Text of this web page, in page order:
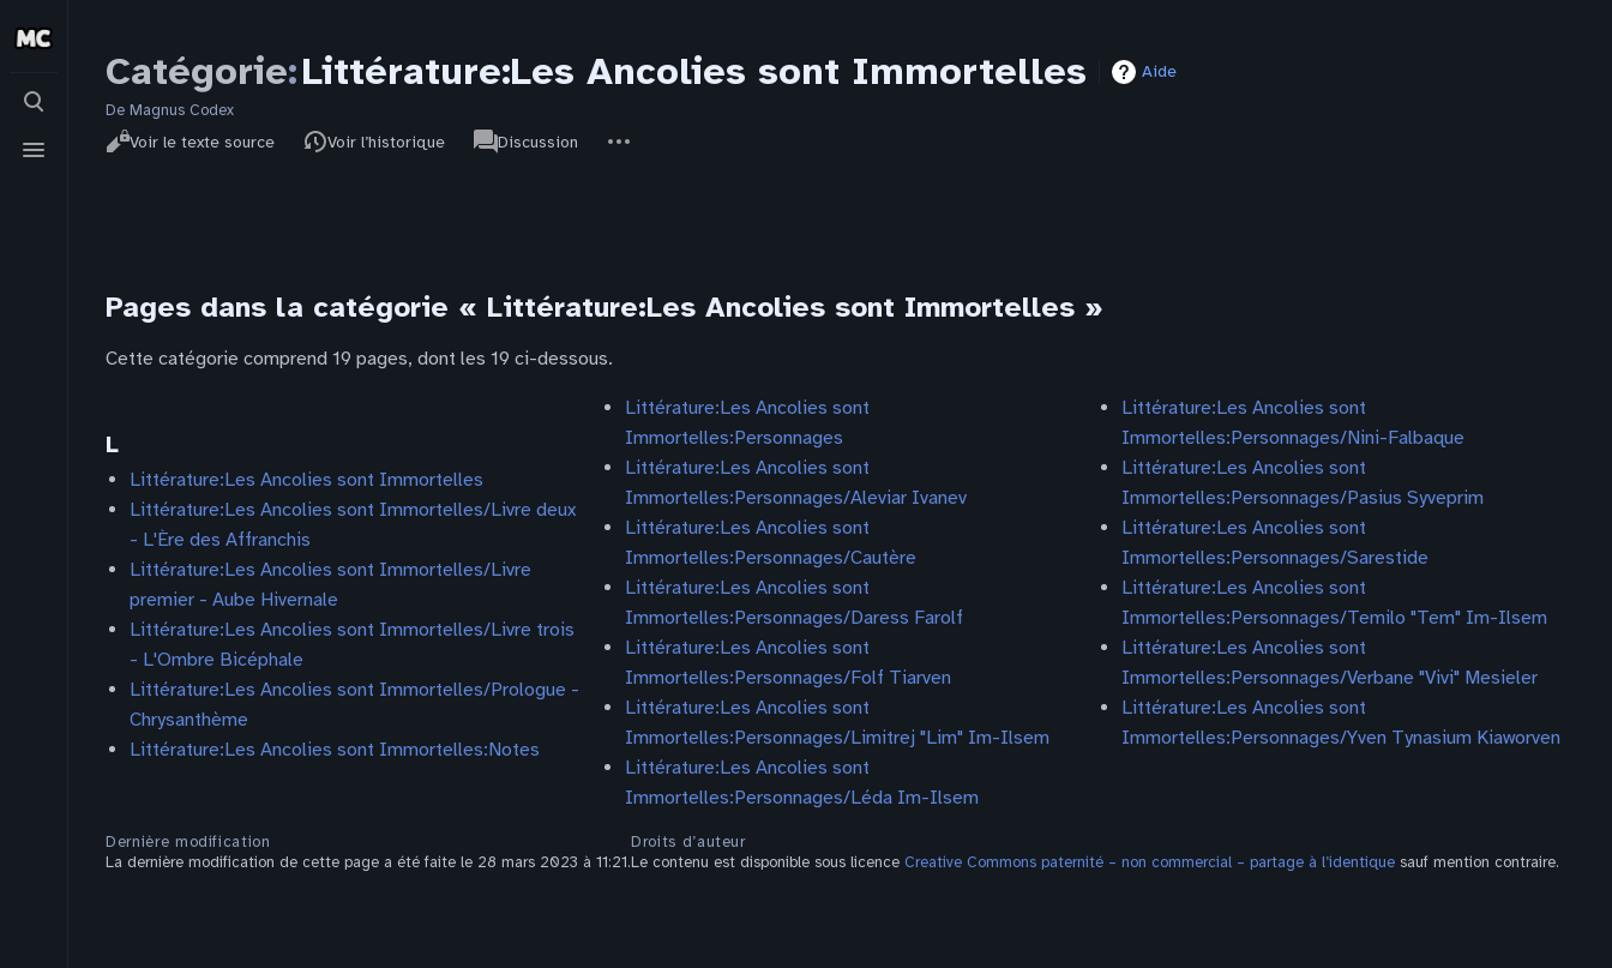
Basculer
recherche
Basculer
le
Catégorie:Littérature:Les Ancolies sont Immortelles Aide
De Magnus Codex
Affichages
LireVoir le texte source Voir l’historique
associated-
pages
Catégorie
Discussion
actions
Pages dans la catégorie « Littérature:Les Ancolies sont Immortelles »
Cette catégorie comprend 19 pages, dont les 19 ci-dessous.
L
Littérature:Les Ancolies sont Immortelles
Littérature:Les Ancolies sont Immortelles/Livre deux
- L'Ère des Affranchis
Littérature:Les Ancolies sont Immortelles/Livre
premier - Aube Hivernale
Littérature:Les Ancolies sont Immortelles/Livre trois
- L'Ombre Bicéphale
Littérature:Les Ancolies sont Immortelles/Prologue -
Chrysanthème
Littérature:Les Ancolies sont Immortelles:Notes
Littérature:Les Ancolies sont
Immortelles:Personnages
Littérature:Les Ancolies sont
Immortelles:Personnages/Aleviar Ivanev
Littérature:Les Ancolies sont
Immortelles:Personnages/Cautère
Littérature:Les Ancolies sont
Immortelles:Personnages/Daress Farolf
Littérature:Les Ancolies sont
Immortelles:Personnages/Folf Tiarven
Littérature:Les Ancolies sont
Immortelles:Personnages/Limitrej "Lim" Im-Ilsem
Littérature:Les Ancolies sont
Immortelles:Personnages/Léda Im-Ilsem
Littérature:Les Ancolies sont
Immortelles:Personnages/Nini-Falbaque
Littérature:Les Ancolies sont
Immortelles:Personnages/Pasius Syveprim
Littérature:Les Ancolies sont
Immortelles:Personnages/Sarestide
Littérature:Les Ancolies sont
Immortelles:Personnages/Temilo "Tem" Im-Ilsem
Littérature:Les Ancolies sont
Immortelles:Personnages/Verbane "Vivi" Mesieler
Littérature:Les Ancolies sont
Immortelles:Personnages/Yven Tynasium Kiaworven
Dernière modification
La dernière modification de cette page a été faite le 28 mars 2023 à 11:21.
Droits d’auteur
Le contenu est disponible sous licence Creative Commons paternité – non commercial – partage à l’identique sauf mention contraire.